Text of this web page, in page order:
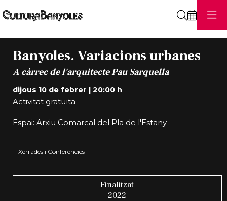
Banyoles. Variacions urbanes
A càrrec de l'arquitecte Pau Sarquella
dijous 10 de febrer | 20:00 h
Activitat gratuïta
Espai: Arxiu Comarcal del Pla de l'Estany
Xerrades i Conferències
Finalitzat
2022